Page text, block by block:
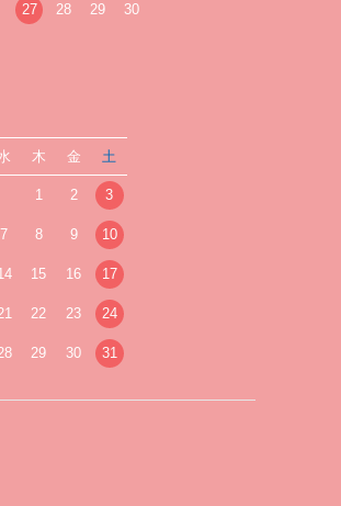
27 28 29 30
木 金 土
1 2 3
7 8 9 10
15 16 17
22 23 24
29 30 31